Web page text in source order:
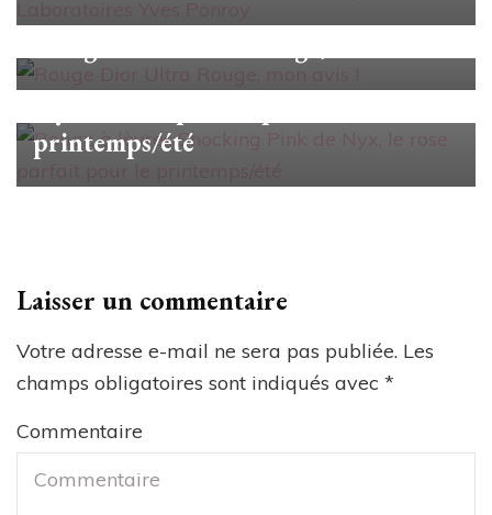
Beauté
Rouge à lèvres Shocking Pink de
printemps/été
Laisser un commentaire
Votre adresse e-mail ne sera pas publiée. Les
champs obligatoires sont indiqués avec *
Commentaire